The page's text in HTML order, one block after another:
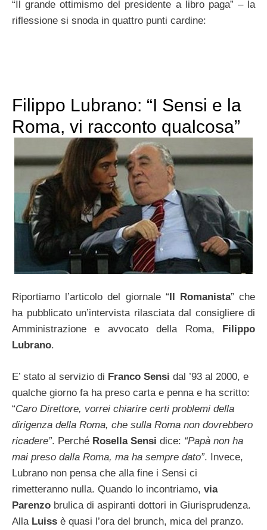
“Il grande ottimismo del presidente a libro paga” – la
riflessione si snoda in quattro punti cardine:
Filippo Lubrano: “I Sensi e la
Roma, vi racconto qualcosa”
Riportiamo l’articolo del giornale “ Il Romanista” che
ha pubblicato un’intervista rilasciata dal consigliere di
Amministrazione e avvocato della Roma, Filippo
Lubrano.
E’ stato al servizio di Franco Sensi dal ’93 al 2000, e
qualche giorno fa ha preso carta e penna e ha scritto:
“Caro Direttore, vorrei chiarire certi problemi della
dirigenza della Roma, che sulla Roma non dovrebbero
ricadere”. Perché Rosella Sensi dice: “Papà non ha
mai preso dalla Roma, ma ha sempre dato”. Invece,
Lubrano non pensa che alla fine i Sensi ci
rimetteranno nulla. Quando lo incontriamo, via
Parenzo brulica di aspiranti dottori in Giurisprudenza.
Alla Luiss è quasi l’ora del brunch, mica del pranzo.